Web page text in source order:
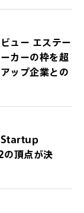
ュー エステー
カーの枠を超
ップ企業との
Startup
頂点が決